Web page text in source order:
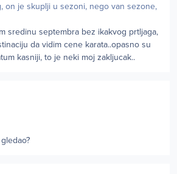
on je skuplji u sezoni, nego van sezone,
sredinu septembra bez ikakvog prtljaga,
da vidim cene karata..opasno su
kasniji, to je neki moj zakljucak..